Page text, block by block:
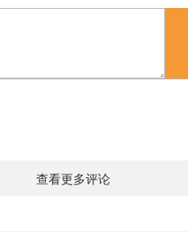
查看更多评论